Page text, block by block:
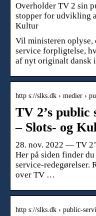
Overholder TV 2 sin
stopper for udvikling
Kultur
Vil ministeren
service forpligtelse,
af nyt originalt dansk
http s://slks.dk › medier ›
TV 2’s public
– Slots- og
28. nov. 2022 — TV
Her på siden finder
service-redegørelser.
over TV …
http s://slks.dk › public-